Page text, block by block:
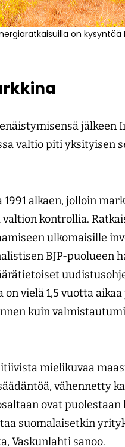
on kysyntää
valtio piti yksityisen
1991 alkaen, jolloin
kontrollia.
ulkomaisille
BJP-puolueen
on vielä 1,5 vuotta
kuin
mielikuvaa
vähennetty
ovat
suomalaisetkin
Vaskunlahti sanoo.